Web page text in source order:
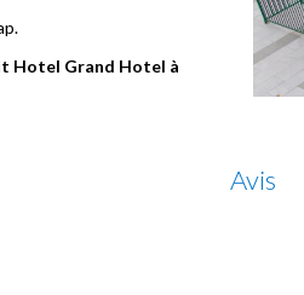
Hotel Grand Hotel à
Avis